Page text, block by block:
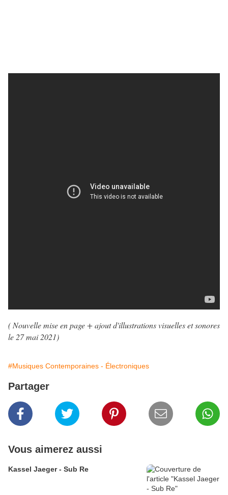
( Nouvelle mise en page + ajout d'illustrations visuelles et sonores
le 27 mai 2021)
#Musiques Contemporaines - Électroniques
Partager
Vous aimerez aussi
Kassel Jaeger - Sub Re